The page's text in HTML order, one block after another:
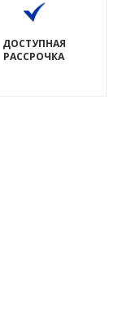
ДОСТУПНАЯ
РАССРОЧКА